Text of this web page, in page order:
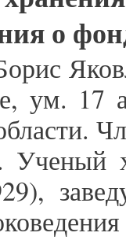
о
ум. 17
Ученый